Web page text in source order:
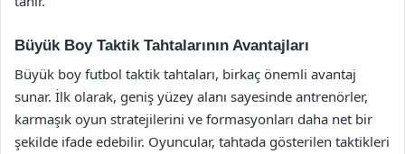
Büyük Boy Taktik Tahtalarının Avantajları
Büyük boy futbol taktik tahtaları, birkaç önemli avantaj
sunar. İlk olarak, geniş yüzey alanı sayesinde antrenörler,
karmaşık oyun stratejilerini ve formasyonları daha net bir
şekilde ifade edebilir. Oyuncular, tahtada gösterilen taktikleri